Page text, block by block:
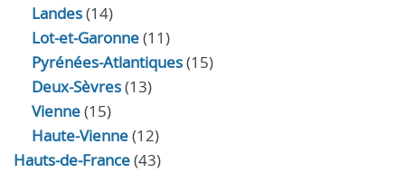
Landes(14)
Lot-et-Garonne(11)
Pyrénées-Atlantiques(15)
Deux-Sèvres(13)
Vienne(15)
Haute-Vienne(12)
Hauts-de-France(43)